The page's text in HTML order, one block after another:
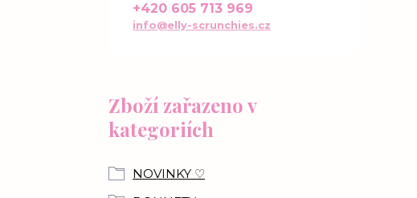
Zboží zařazeno v
kategoriích
NOVINKY ♡
+420 605 713 969
info@elly-scrunchies.cz